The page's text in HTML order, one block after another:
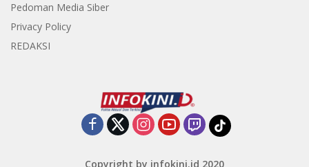
Pedoman Media Siber
Privacy Policy
REDAKSI
Copyright by infokini.id 2020